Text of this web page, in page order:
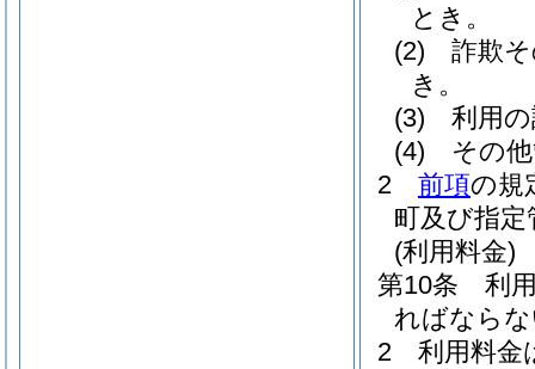
とき。
(2)
詐欺
き。
(3)
利用
(4)
その
2
前項の規
町及び指
(利用料金)
第10条
利
ればなら
2
利用料金